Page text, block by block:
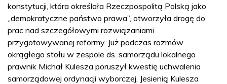
konstytucji, która określała Rzeczpospolitą Polską jako
„demokratyczne państwo prawa”, otworzyła drogę do
prac nad szczegółowymi rozwiązaniami
przygotowywanej reformy. Już podczas rozmów
okrągłego stołu w zespole ds. samorządu lokalnego
prawnik Michał Kulesza poruszył kwestię uchwalenia
samorządowej ordynacji wyborczej. Jesienią Kulesza